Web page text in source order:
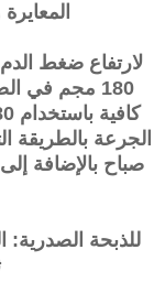
لارتفاع ضغط
180 مجم في